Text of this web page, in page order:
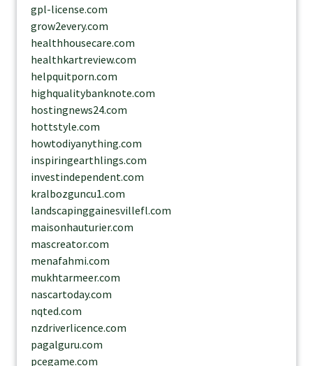
gpl-license.com
grow2every.com
healthhousecare.com
healthkartreview.com
helpquitporn.com
highqualitybanknote.com
hostingnews24.com
hottstyle.com
howtodiyanything.com
inspiringearthlings.com
investindependent.com
kralbozguncu1.com
landscapinggainesvillefl.com
maisonhauturier.com
mascreator.com
menafahmi.com
mukhtarmeer.com
nascartoday.com
nqted.com
nzdriverlicence.com
pagalguru.com
pcegame.com